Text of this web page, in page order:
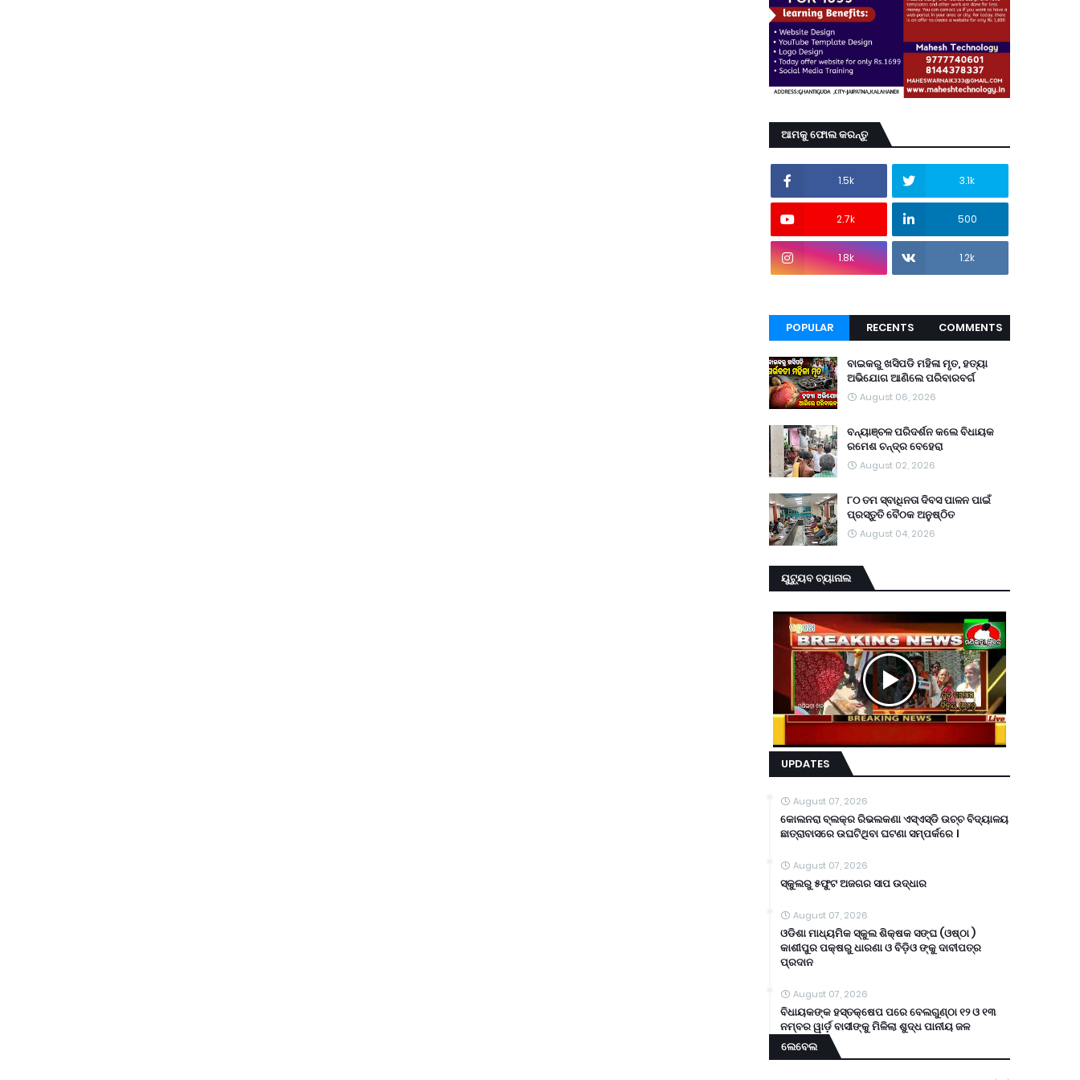
ଆମକୁ ଫୋଲ କରନ୍ତୁ
1.5k 3.1k
2.7k 500
1.8k 1.2k
POPULAR RECENTS COMMENTS
ବାଇକରୁ ଖସିପଡି ମହିଳା ମୃତ, ହତ୍ୟା
ଅଭିଯୋଗ ଆଣିଲେ ପରିବାରବର୍ଗ
August 06, 2026
ବନ୍ୟାଞ୍ଚଳ ପରିଦର୍ଶନ କଲେ ବିଧାୟକ
ରମେଶ ଚନ୍ଦ୍ର ବେହେରା
August 02, 2026
୮୦ ତମ ସ୍ବାଧିନତା ଦିବସ ପାଳନ ପାଇଁ
ପ୍ରସ୍ତୁତି ବୈଠକ ଅନୁଷ୍ଠିତ
August 04, 2026
ୟୁଟ୍ୟୁବ ଚ୍ୟାନାଲ
UPDATES
August 07, 2026
କୋଲନରା ବ୍ଲକ୍‌ର ରିଭଲକଣା ଏସ୍‌ଏସ୍‌ଡି ଉଚ୍ଚ ବିଦ୍ୟାଳୟ
ଛାତ୍ରାବାସରେ ଉଘଟିଥିବା ଘଟଣା ସମ୍ପର୍କରେ ।
August 07, 2026
ସ୍କୁଲରୁ ୫ଫୁଟ ଅଜଗର ସାପ ଉଦ୍ଧାର
August 07, 2026
ଓଡିଶା ମାଧ୍ୟମିକ ସ୍କୁଲ ଶିକ୍ଷକ ସଙ୍ଘ (ଓଷ୍ଠା )
କାଶୀପୁର ପକ୍ଷରୁ ଧାରଣା ଓ ବିଡ଼ିଓ ଙ୍କୁ ଦାବୀପତ୍ର
ପ୍ରଦାନ
August 07, 2026
ବିଧାୟକଙ୍କ ହସ୍ତକ୍ଷେପ ପରେ ବେଲଗୁଣ୍ଠା ୧୨ ଓ ୧୩
ନମ୍ବର ୱାର୍ଡ଼ ବାସୀଙ୍କୁ ମିଳିଲା ଶୁଦ୍ଧ ପାନୀୟ ଜଳ
ଲେବେଲ